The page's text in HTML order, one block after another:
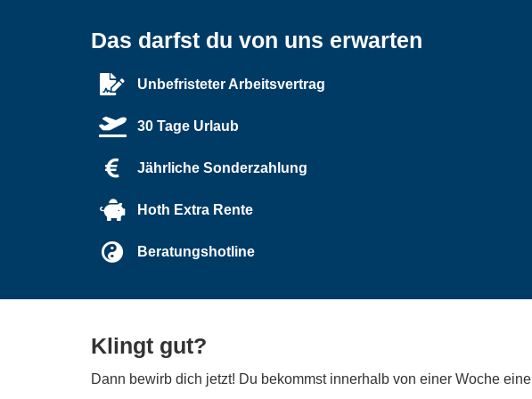
Das darfst du von uns erwarten
Unbefristeter Arbeitsvertrag
30 Tage Urlaub
Jährliche Sonderzahlung
Hoth Extra Rente
Beratungshotline
Klingt gut?
Dann bewirb dich jetzt! Du bekommst innerhalb von einer Woche